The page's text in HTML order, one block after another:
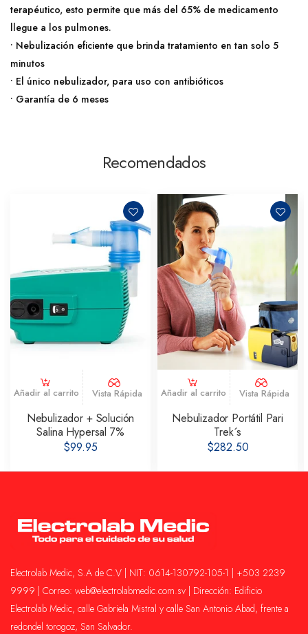
terapéutico, esto permite que más del 65% de medicamento
llegue a los pulmones.
• Nebulización eficiente que brinda tratamiento en tan solo 5
minutos
• El único nebulizador, para uso con antibióticos
• Garantía de 6 meses
Recomendados
Añadir al carrito Vista Rápida
Nebulizador + Solución
Salina Hypersal 7%
$99.95
Añadir al carrito Vista Rápida
Nebulizador Portátil Pari
Trek´s
$282.50
Electrolab Medic, S.A de C.V | NIT: 0614-130792-105-1 | +503 2239
9999 | Correo: web@electrolabmedic.com.sv | Dirección: Edificio
Electrolab Medic, calle Gabriela Mistral y calle San Antonio Abad, frente a
redondel torogoz, San Salvador.